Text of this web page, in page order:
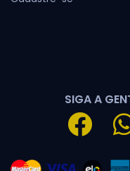
SIGA A